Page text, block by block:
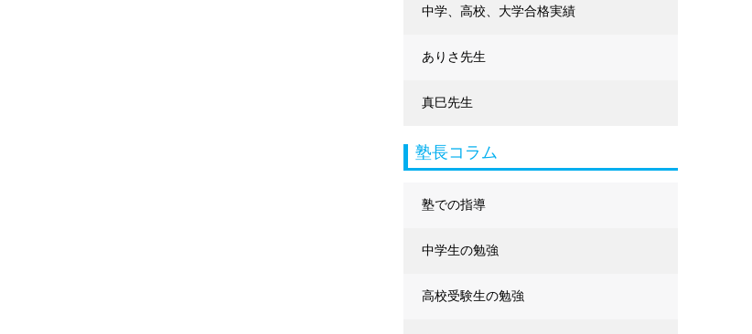
中学、高校、大学合格実績
ありさ先生
真巳先生
塾長コラム
塾での指導
中学生の勉強
高校受験生の勉強